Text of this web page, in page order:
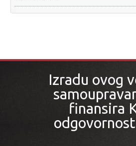
Izradu ovog
finansira